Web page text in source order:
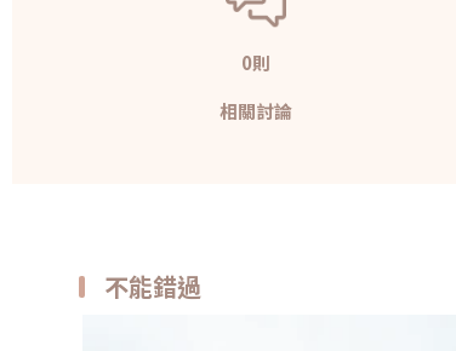
0則
相關討論
不能錯過